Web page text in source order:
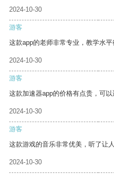
2024-10-30
游客
这款app的老师非常专业，教学水
2024-10-30
游客
这款加速器app的价格有点贵，可
2024-10-30
游客
这款游戏的音乐非常优美，听了让人
2024-10-30